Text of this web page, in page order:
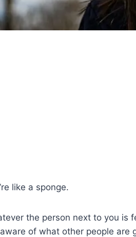
like a sponge.
the person next to you is
of what other people are